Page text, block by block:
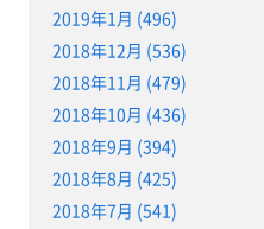
2019年1月 (496)
2018年12月 (536)
2018年11月 (479)
2018年10月 (436)
2018年9月 (394)
2018年8月 (425)
2018年7月 (541)